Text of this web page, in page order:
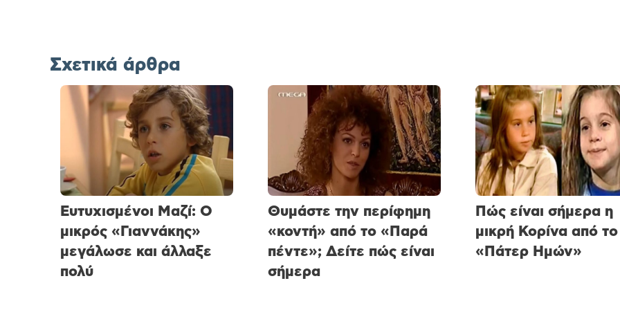
Σχετικά άρθρα
Ευτυχισμένοι Μαζί: Ο
μικρός «Γιαννάκης»
μεγάλωσε και άλλαξε
πολύ
Θυμάστε την περίφημη
«κοντή» από το «Παρά
πέντε»; Δείτε πώς είναι
σήμερα
Πώς είναι σήμερα η
μικρή Κορίνα από το
«Πάτερ Ημών»